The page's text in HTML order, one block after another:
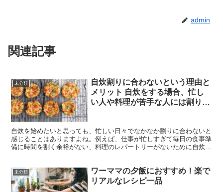
admin
関連記事
未分類
自炊割りに合わないという理由と
メリット 自炊をする場合、忙し
い人や料理が苦手な人には割りに
足感、節約効果を考えるとそのメ
リットも見逃せません。
自炊を始めたいと思っても、忙しい日々でなかなか割りに合わないと
感じることはありますよね。例えば、仕事が忙しすぎて毎日の食事準
備に時間を割く余裕がない、料理のレパートリーがないために自炊が
未分類
ワーママの夕飯におすすめ！楽で
リアルなレシピ一品